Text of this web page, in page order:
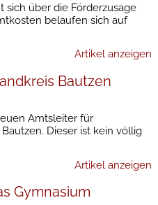
sich über die Förderzusage
belaufen sich auf
Artikel anzeigen
Bautzen
Amtsleiter für
Dieser ist kein völlig
Artikel anzeigen
Gymnasium